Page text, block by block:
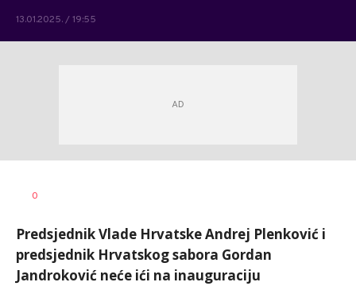
13.01.2025. / 19:55
AUTOR
0
Predsjednik Vlade Hrvatske Andrej Plenković i
predsjednik Hrvatskog sabora Gordan
Jandroković neće ići na inauguraciju